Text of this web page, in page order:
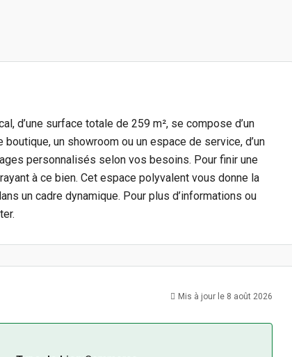
d’une surface totale de 259 m², se compose d’un
un showroom ou un espace de service, d’un
personnalisés selon vos besoins. Pour finir une
à ce bien. Cet espace polyvalent vous donne la
un cadre dynamique. Pour plus d’informations ou
Mis à jour le 8 août 2026